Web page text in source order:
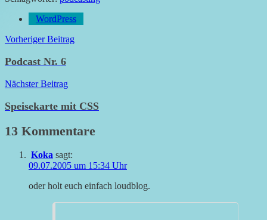
WordPress
Beitragsnavigation
Vorheriger Beitrag
Podcast Nr. 6
Nächster Beitrag
Speisekarte mit CSS
13 Kommentare
Koka sagt:
09.07.2005 um 15:34 Uhr
oder holt euch einfach loudblog.